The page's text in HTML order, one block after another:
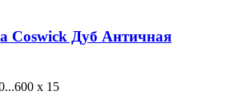
Coswick Дуб Античная
x 15